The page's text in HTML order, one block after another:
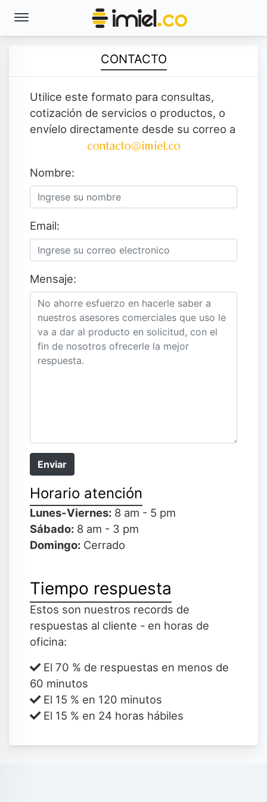
CONTACTO
Utilice este formato para consultas,
cotización de servicios o productos, o
envíelo directamente desde su correo a
Nombre:
Email:
Mensaje:
Enviar
Horario atención
Lunes-Viernes: 8 am - 5 pm
Sábado: 8 am - 3 pm
Domingo: Cerrado
Tiempo respuesta
Estos son nuestros records de
respuestas al cliente - en horas de
oficina:
El 70 % de respuestas en menos de
60 minutos
El 15 % en 120 minutos
El 15 % en 24 horas hábiles